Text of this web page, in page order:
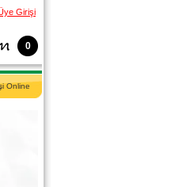
Online
Girişi
0